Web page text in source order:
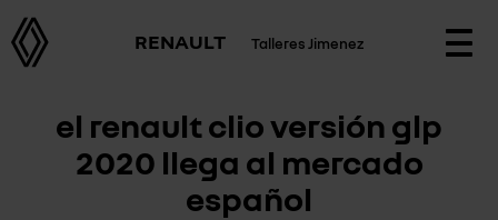
RENAULT Talleres Jimenez
el renault clio versión glp
2020 llega al mercado
español